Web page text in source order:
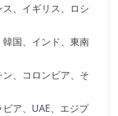
、イギリス、ロシ
国、インド、東南
、コロンビア、そ
ア、UAE、エジプ